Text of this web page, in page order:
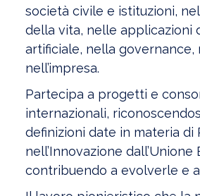
società civile e istituzioni,
della vita, nelle applicazioni
artificiale, nella governance,
nell’impresa.
Partecipa a progetti e
internazionali,
definizioni date in materia di
nell’Innovazione dall’Unione
contribuendo a evolverle e